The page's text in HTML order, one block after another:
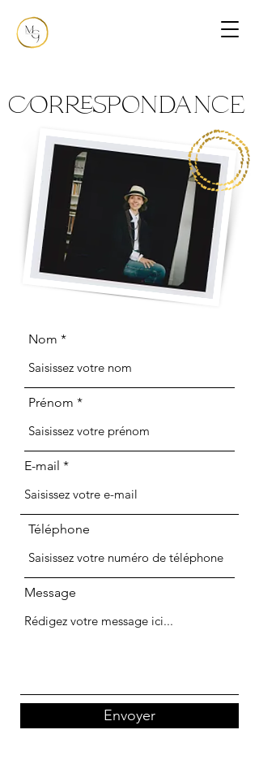
correspondance
Nom
Prénom
E-mail
Téléphone
Message
Envoyer